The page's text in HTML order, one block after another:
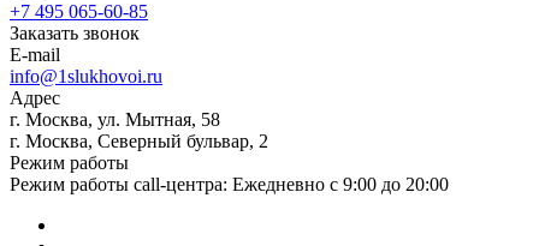
+7 495 065-60-85
Заказать звонок
E-mail
info@1slukhovoi.ru
Адрес
г. Москва, ул. Мытная, 58
г. Москва, Северный бульвар, 2
Режим работы
Режим работы call-центра: Ежедневно с 9:00 до 20:00